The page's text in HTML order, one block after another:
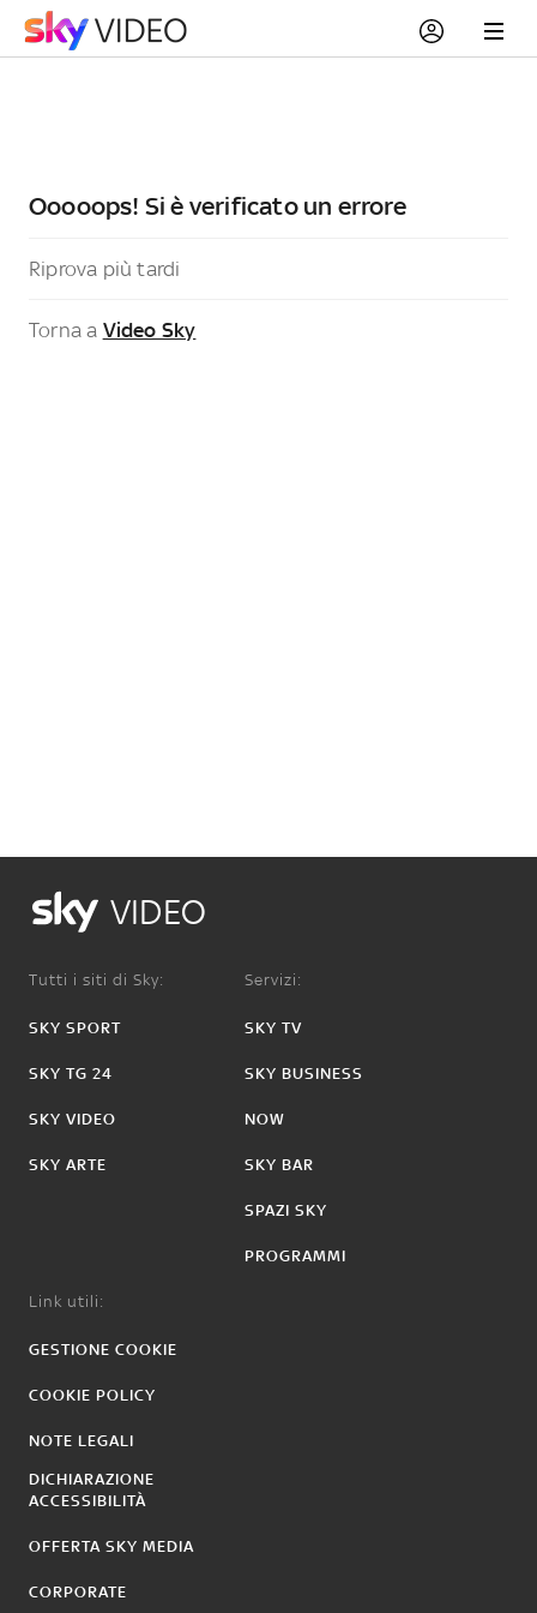
Ooooops! Si è verificato un errore
Riprova più tardi
Torna a Video Sky
VIDEO
Tutti i siti di Sky:
SKY SPORT
SKY TG 24
SKY VIDEO
SKY ARTE
Servizi:
SKY TV
SKY BUSINESS
NOW
SKY BAR
SPAZI SKY
PROGRAMMI
Link utili:
GESTIONE COOKIE
COOKIE POLICY
NOTE LEGALI
DICHIARAZIONE
ACCESSIBILITÀ
OFFERTA SKY MEDIA
CORPORATE